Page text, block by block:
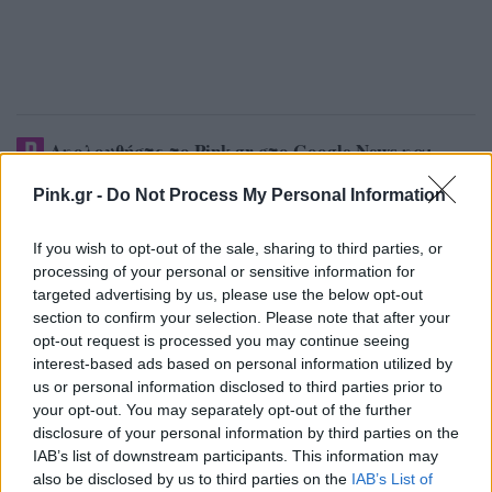
Pink.gr - Do Not Process My Personal Information
If you wish to opt-out of the sale, sharing to third parties, or
processing of your personal or sensitive information for
targeted advertising by us, please use the below opt-out
section to confirm your selection. Please note that after your
opt-out request is processed you may continue seeing
interest-based ads based on personal information utilized by
us or personal information disclosed to third parties prior to
your opt-out. You may separately opt-out of the further
disclosure of your personal information by third parties on the
IAB’s list of downstream participants. This information may
also be disclosed by us to third parties on the IAB’s List of
Ακολουθήστε το Pink.gr στοGoogle Newsκαι
ΔΙΑΦΗΜΙΣΗ